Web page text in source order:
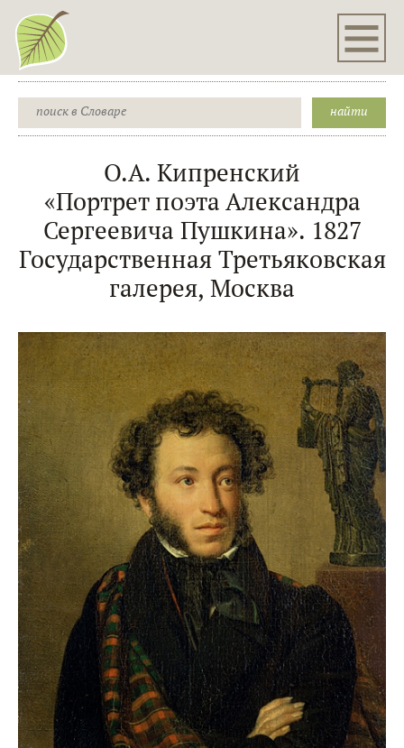
О.А. Кипренский
«Портрет поэта Александра
Сергеевича Пушкина». 1827
Государственная Третьяковская
галерея, Москва